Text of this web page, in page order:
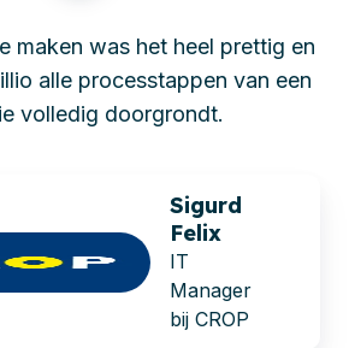
maken was het heel prettig en
alle processtappen van een
volledig doorgrondt.
Sigurd
Felix
IT
Manager
bij CROP